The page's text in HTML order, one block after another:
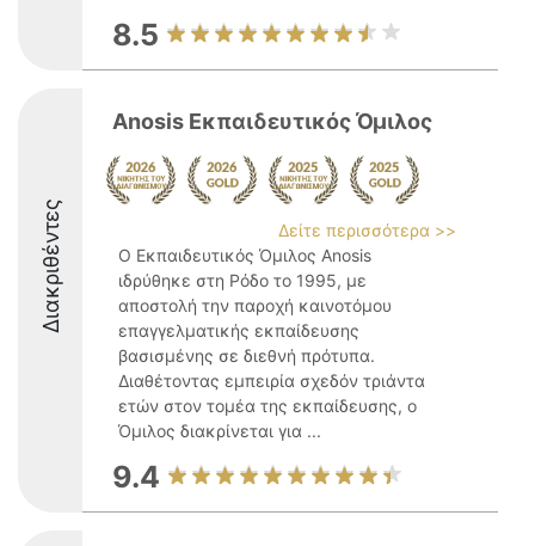
8.5
Διακριθέντες
Anosis Εκπαιδευτικός Όμιλος
Δείτε περισσότερα >>
Ο Εκπαιδευτικός Όμιλος Anosis
ιδρύθηκε στη Ρόδο το 1995, με
αποστολή την παροχή καινοτόμου
επαγγελματικής εκπαίδευσης
βασισμένης σε διεθνή πρότυπα.
Διαθέτοντας εμπειρία σχεδόν τριάντα
ετών στον τομέα της εκπαίδευσης, ο
Όμιλος διακρίνεται για ...
9.4